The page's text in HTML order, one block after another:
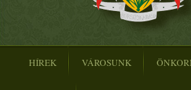
HÍREK VÁROSUNK